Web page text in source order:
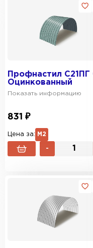
Профнастил C21ПГ
Оцинкованный
Показать информацию
831 ₽
Цена за: М2
-